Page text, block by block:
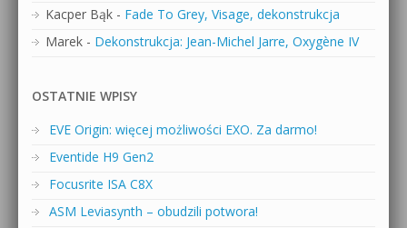
Kacper Bąk - Fade To Grey, Visage, dekonstrukcja
Marek - Dekonstrukcja: Jean-Michel Jarre, Oxygène IV
OSTATNIE WPISY
EVE Origin: więcej możliwości EXO. Za darmo!
Eventide H9 Gen2
Focusrite ISA C8X
ASM Leviasynth – obudzili potwora!